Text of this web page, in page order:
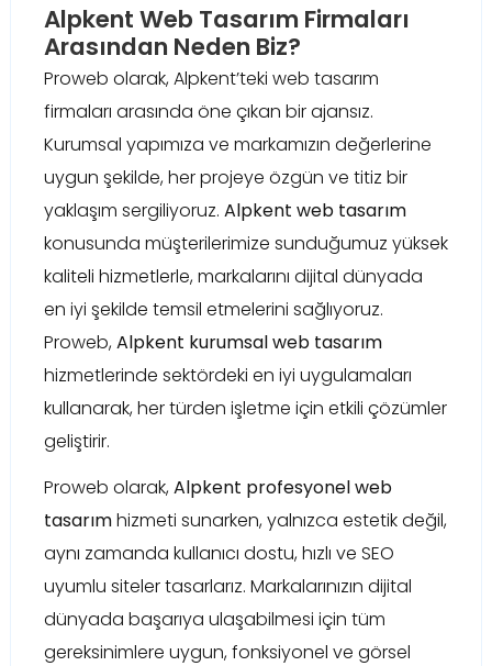
Alpkent Web Tasarım Firmaları
Arasından Neden Biz?
Proweb olarak, Alpkent’teki web tasarım
firmaları arasında öne çıkan bir ajansız.
Kurumsal yapımıza ve markamızın değerlerine
uygun şekilde, her projeye özgün ve titiz bir
yaklaşım sergiliyoruz. Alpkent web tasarım
konusunda müşterilerimize sunduğumuz yüksek
kaliteli hizmetlerle, markalarını dijital dünyada
en iyi şekilde temsil etmelerini sağlıyoruz.
Proweb,Alpkent kurumsal web tasarım
hizmetlerinde sektördeki en iyi uygulamaları
kullanarak, her türden işletme için etkili çözümler
geliştirir.
Proweb olarak,Alpkent profesyonel web
tasarımhizmeti sunarken, yalnızca estetik değil,
aynı zamanda kullanıcı dostu, hızlı ve SEO
uyumlu siteler tasarlarız. Markalarınızın dijital
dünyada başarıya ulaşabilmesi için tüm
gereksinimlere uygun, fonksiyonel ve görsel